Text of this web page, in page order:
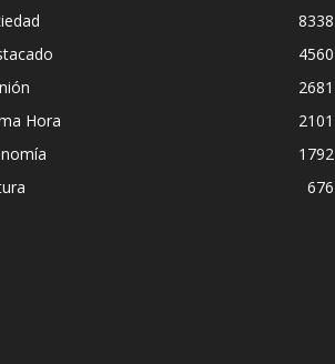
8338
4560
2681
Hora
2101
1792
676